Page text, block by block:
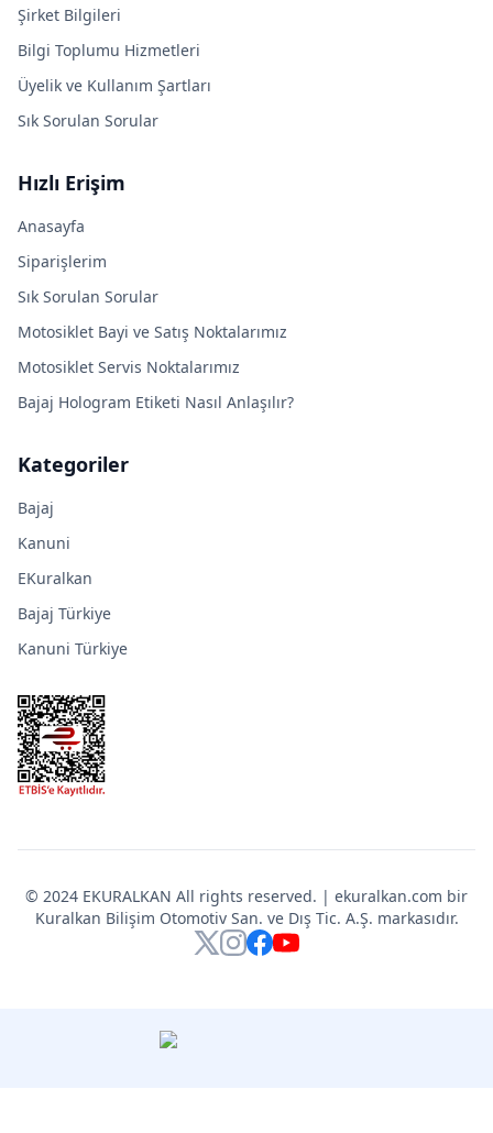
Şirket Bilgileri
Bilgi Toplumu Hizmetleri
Üyelik ve Kullanım Şartları
Sık Sorulan Sorular
Hızlı Erişim
Anasayfa
Siparişlerim
Sık Sorulan Sorular
Motosiklet Bayi ve Satış Noktalarımız
Motosiklet Servis Noktalarımız
Bajaj Hologram Etiketi Nasıl Anlaşılır?
Kategoriler
Bajaj
Kanuni
EKuralkan
Bajaj Türkiye
Kanuni Türkiye
© 2024 EKURALKAN All rights reserved. | ekuralkan.com bir
Kuralkan Bilişim Otomotiv San. ve Dış Tic. A.Ş. markasıdır.